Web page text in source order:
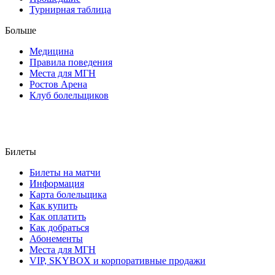
Турнирная таблица
Больше
Медицина
Правила поведения
Места для МГН
Ростов Арена
Клуб болельщиков
Билеты
Билеты на матчи
Информация
Карта болельщика
Как купить
Как оплатить
Как добраться
Абонементы
Места для МГН
VIP, SKYBOX и корпоративные продажи